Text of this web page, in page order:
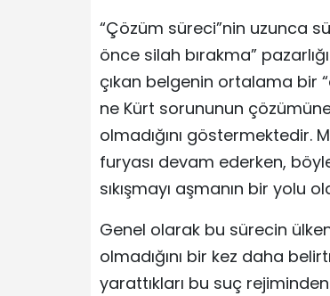
“Çözüm süreci”nin uzunca
önce silah bırakma”
çıkan belgenin ortalama bir
ne Kürt sorununun
olmadığını göstermektedir.
furyası devam ederken,
sıkışmayı aşmanın bir yolu
Genel olarak bu sürecin
olmadığını bir kez daha
yarattıkları bu suç